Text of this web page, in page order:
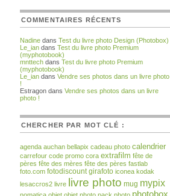
COMMENTAIRES RÉCENTS
Nadine dans Test du livre photo Design (Photobox)
Le_ian dans Test du livre photo Premium
(myphotobook)
mnttech dans Test du livre photo Premium
(myphotobook)
Le_ian dans Vendre ses photos dans un livre photo
!
Estragon dans Vendre ses photos dans un livre
photo !
CHERCHER PAR MOT CLÉ :
agenda auchan bellapix cadeau photo calendrier
carrefour code promo cora extrafilm fête de
pères fête des mères fête des pères fastlab
foto.com fotodiscount girafoto iconea kodak
lesaccros2 livre livre photo mug mypix